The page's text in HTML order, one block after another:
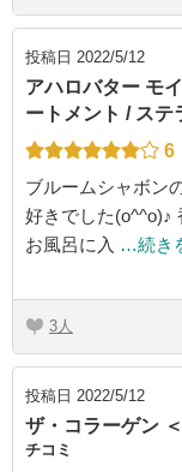
投稿日 2022/5/12
アハロバター モ
ートメント / ステ
6
ブルームシャボン
好きでした(o^^o)♪
お風呂に入 …続き
3
投稿日 2022/5/12
ザ・コラーゲン
チコミ